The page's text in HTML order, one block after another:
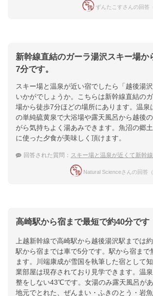
ずんたこすさんの回答
新幹線直結のガーラ湯沢スキー場か
7分です。
スキー場と温泉が近い宿でしたら「越後湯
いかがでしょうか。こちらは新幹線直結の
場から徒歩7分ほどの場所にあります。温泉
の単純硫黄泉で大浴場や露天風呂から越後
がら気持ちよく湯あみできます。魚沼の郷
に使った夕食が美味しく頂けます。
回答された質問： スキー場と温泉が近くて新幹線でアクセ
Natural Scienceさんの回答
高崎駅から宿まで最短で約40分です
上越新幹線で高崎駅から越後湯沢駅までは
駅から宿までは車で5分です。駅から宿まで
ます。川端康成が雪国を執筆した宿として
業部屋は現存されており見学できます。温
整をしない43℃です。女湯のみ露天風呂が
地元でとれた、ぜんまい・ふきのとう・岩